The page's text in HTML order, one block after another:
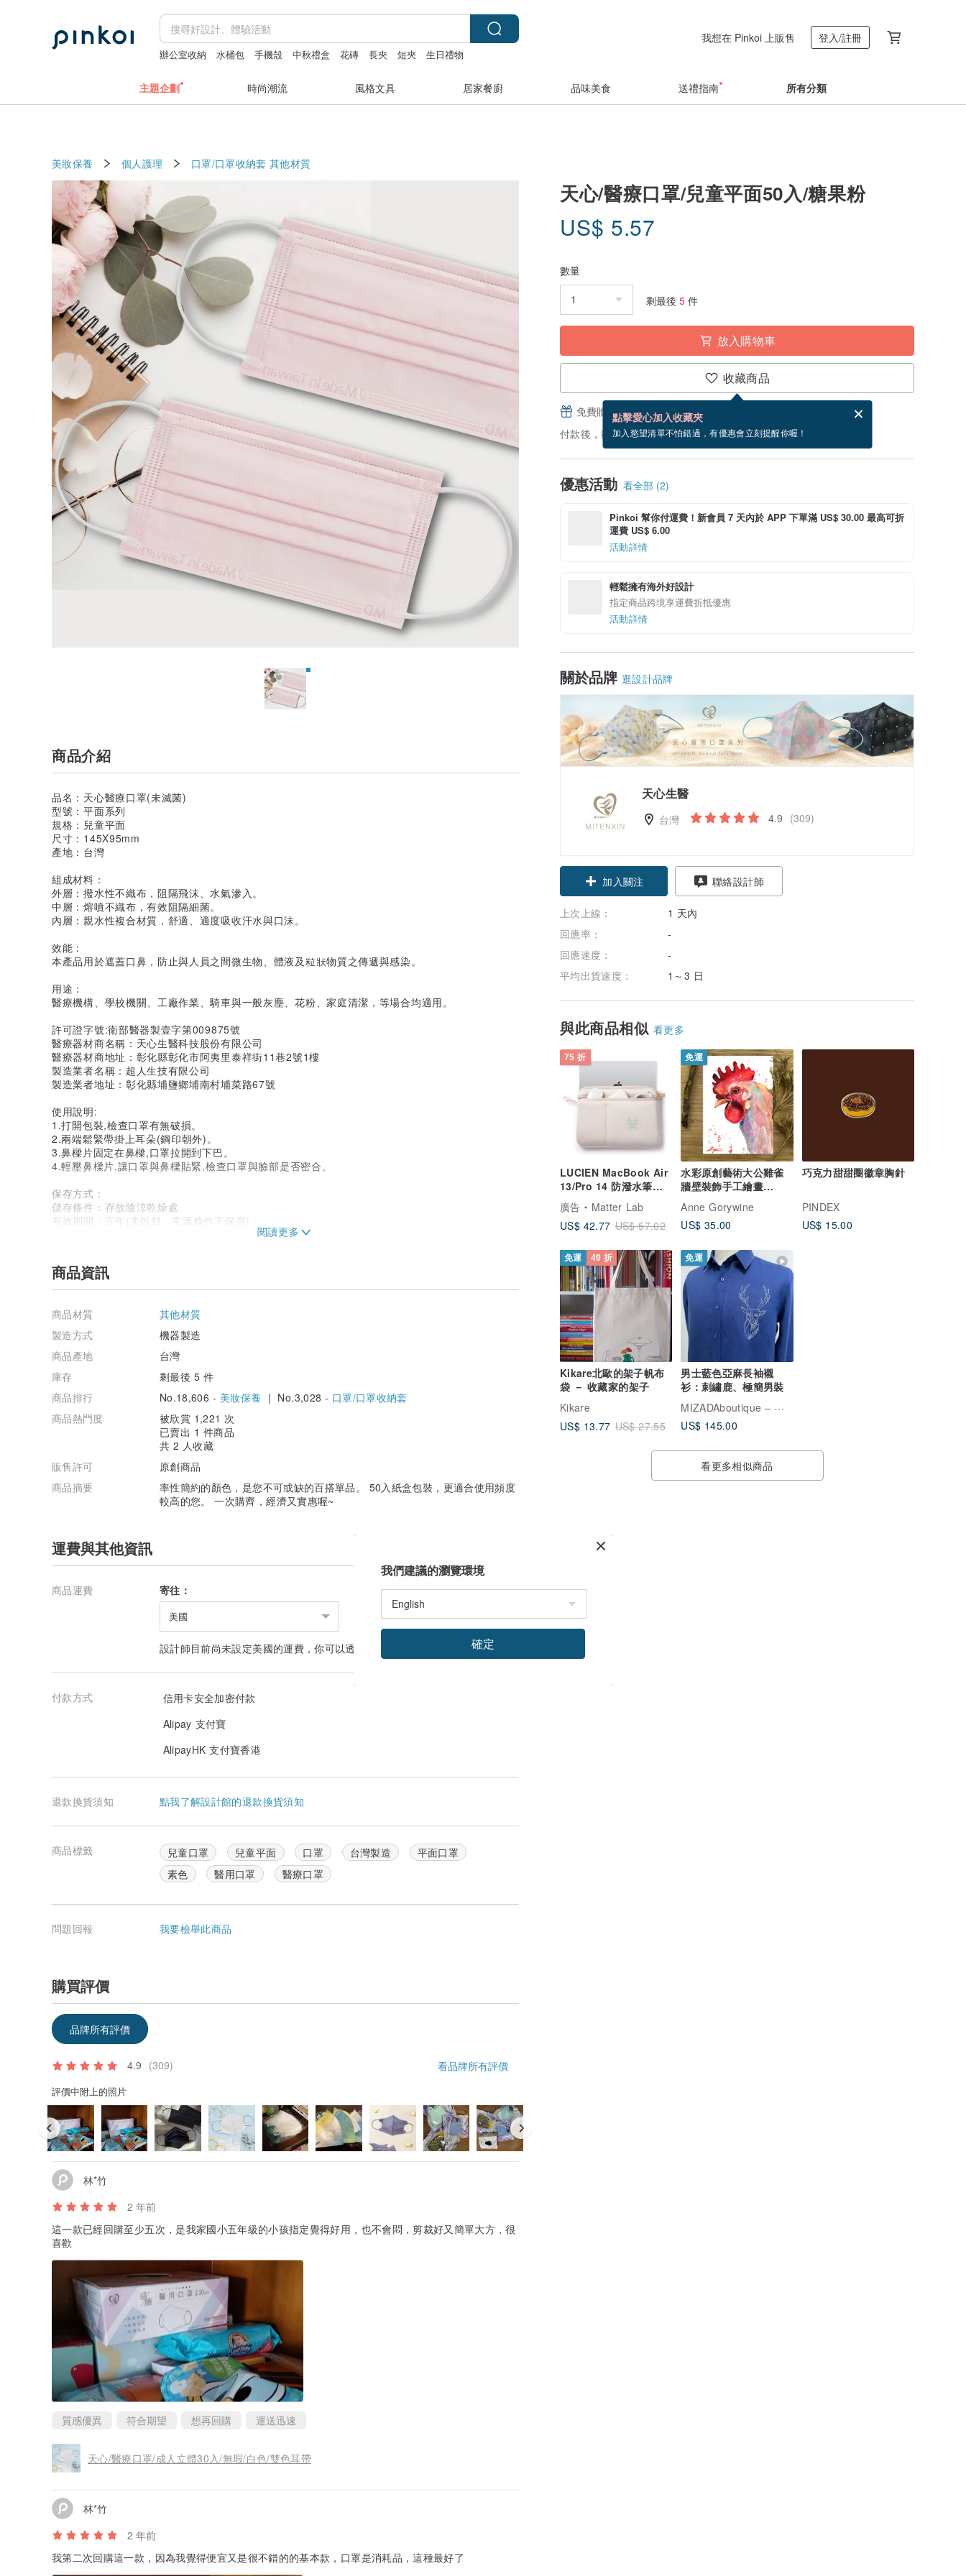
辦公室收納 水桶包 手機殼 中秋禮盒 花磚 長夾 短夾 生日禮物
我想在 Pinkoi 上販售 登入/註冊
主題企劃 時尚潮流 風格文具 居家餐廚 品味美食 送禮指南 所有分類
美妝保養 個人護理 口罩/口罩收納套 其他材質
天心/醫療口罩/兒童平面50入/糖果粉
US$ 5.57
數量
剩最後 5 件
放入購物車
收藏商品
點擊愛心加入收藏夾
加入慾望清單不怕錯過，有優惠會立刻提醒你喔！
免費贈送電子賀卡，結帳完成後填寫
付款後，從備貨到寄出商品為 3 個工作天。（不包含假日）
優惠活動 看全部 (2)
Pinkoi 幫你付運費！新會員 7 天內於 APP 下單滿 US$ 30.00 最高可折
運費 US$ 6.00
活動詳情
輕鬆擁有海外好設計
指定商品跨境享運費折抵優惠
活動詳情
關於品牌 逛設計品牌
天心生醫
台灣 4.9 (309)
加入關注 聯絡設計師
上次上線：
1 天內
回應率：
-
回應速度：
-
平均出貨速度：
1～3 日
與此商品相似 看更多
75 折
LUCIEN MacBook Air
13/Pro 14 防潑水筆電
包-貝殼米 14吋電腦包
廣告
Matter Lab
US$ 42.77 US$ 57.02
免運
水彩原創藝術大公雞雀
牆壁裝飾手工繪畫
Anne Gorywine
Anne Gorywine
US$ 35.00
巧克力甜甜圈徽章胸針
PINDEX
US$ 15.00
免運 49 折
Kikare北歐的架子帆布
袋 － 收藏家的架子
Kikare
US$ 13.77 US$ 27.55
免運
男士藍色亞麻長袖襯
衫：刺繡鹿、極簡男裝
MIZADAboutique – 手作亞麻精品
US$ 145.00
看更多相似商品
商品介紹
品名：天心醫療口罩(未滅菌)
型號：平面系列
規格：兒童平面
尺寸：145X95mm
產地：台灣
組成材料：
外層：撥水性不織布，阻隔飛沫、水氣滲入。
中層：熔噴不織布，有效阻隔細菌。
內層：親水性複合材質，舒適、適度吸收汗水與口沫。
效能：
本產品用於遮蓋口鼻，防止與人員之間微生物、體液及粒狀物質之傳遞與感染。
用途：
醫療機構、學校機關、工廠作業、騎車與一般灰塵、花粉、家庭清潔，等場合均適用。
許可證字號:衛部醫器製壹字第009875號
醫療器材商名稱：天心生醫科技股份有限公司
醫療器材商地址：彰化縣彰化市阿夷里泰祥街11巷2號1樓
製造業者名稱：超人生技有限公司
製造業者地址：彰化縣埔鹽鄉埔南村埔菜路67號
使用說明:
1.打開包裝,檢查口罩有無破損。
2.兩端鬆緊帶掛上耳朵(鋼印朝外)。
3.鼻樑片固定在鼻樑,口罩拉開到下巴。
4.輕壓鼻樑片,讓口罩與鼻樑貼緊,檢查口罩與臉部是否密合。
保存方式：
儲存條件：存放陰涼乾燥處
有效期間：五年(未拆封、常溫條件下保存)
警告及注意事項:
1.本產品為一次性產品，請勿二次使用，並妥善棄置。
3.對不織布過敏的人不得使用該產品。
符合國家標準CNS14774醫用口罩性能規格要求：
細菌過濾效率BFE：≥95%
壓差(DP)：≤5.0
商品資訊
商品材質
其他材質
製造方式
機器製造
商品產地
台灣
庫存
剩最後 5 件
商品排行
No.18,606 - 美妝保養 | No.3,028 - 口罩/口罩收納套
商品熱門度
被欣賞 1,221 次
已賣出 1 件商品
共 2 人收藏
販售許可
原創商品
商品摘要
率性簡約的顏色，是您不可或缺的百搭單品。 50入紙盒包裝，更適合使用頻度
較高的您。 一次購齊，經濟又實惠喔~
運費與其他資訊
商品運費 寄往：
美國
設計師目前尚未設定美國的運費，你可以透過 討論合適的運送方式
付款方式
信用卡安全加密付款
Alipay 支付寶
AlipayHK 支付寶香港
退款換貨須知 點我了解設計館的退款換貨須知
商品標籤 兒童口罩 兒童平面 口罩 台灣製造
平面口罩
素色
醫用口罩 醫療口罩
問題回報 我要檢舉此商品
購買評價
品牌所有評價
4.9 (309) 看品牌所有評價
評價中附上的照片
林*竹
2 年前
這一款已經回購至少五次，是我家國小五年級的小孩指定覺得好用，也不會悶，剪裁好又簡單大方，很
喜歡
質感優異 符合期望 想再回購 運送迅速
天心/醫療口罩/成人立體30入/無瑕/白色/雙色耳帶
林*竹
2 年前
我第二次回購這一款，因為我覺得便宜又是很不錯的的基本款，口罩是消耗品，這種最好了
我們建議的瀏覽環境
確定